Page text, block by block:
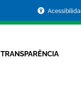
TRANSPARÊNCIA